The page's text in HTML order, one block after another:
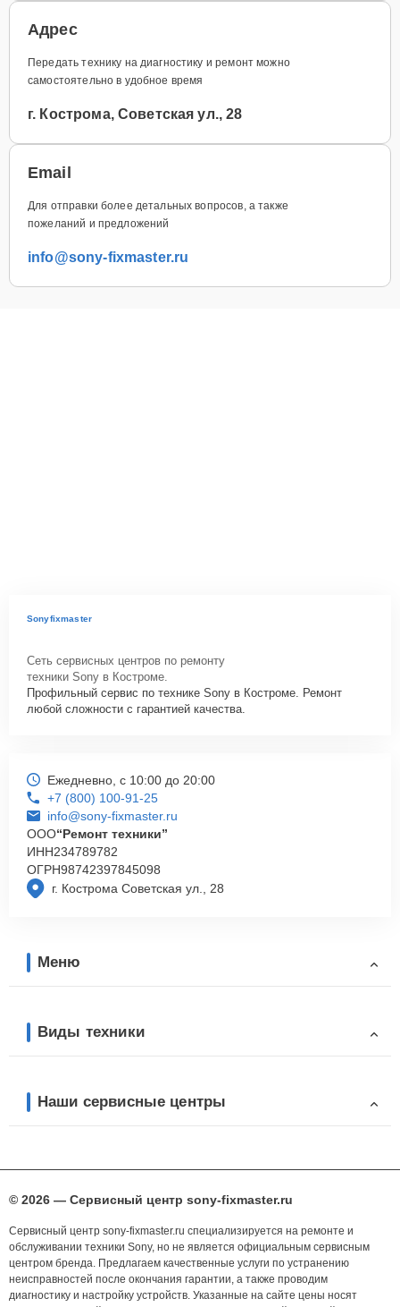
Адрес
Передать технику на диагностику и ремонт можно
самостоятельно в удобное время
г. Кострома, Советская ул., 28
Email
Для отправки более детальных вопросов, а также
пожеланий и предложений
info@sony-fixmaster.ru
Sonyfixmaster
Сеть сервисных центров по ремонту
техники Sony в Костроме.
Профильный сервис по технике Sony в Костроме. Ремонт
любой сложности с гарантией качества.
г. Кострома Советская ул., 28
Ежедневно, с 10:00 до 20:00
+7 (800) 100-91-25
info@sony-fixmaster.ru
ООО“Ремонт техники”
ИНН234789782
ОГРН98742397845098
Меню
Виды техники
Наши сервисные центры
© 2026 — Сервисный центр sony-fixmaster.ru
Сервисный центр sony-fixmaster.ru специализируется на ремонте и
обслуживании техники Sony, но не является официальным сервисным
центром бренда. Предлагаем качественные услуги по устранению
неисправностей после окончания гарантии, а также проводим
диагностику и настройку устройств. Указанные на сайте цены носят